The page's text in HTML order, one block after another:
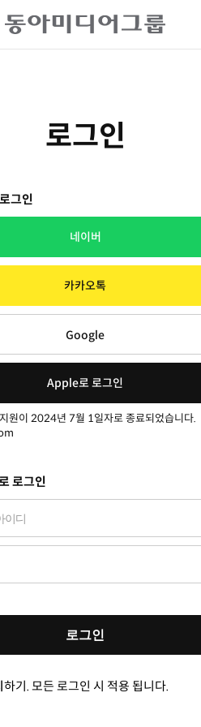
로그인
그인
네이버
카카오톡
Google
Apple로 로그인
원이 2024년 7월 1일자로 종료되었습니다.
로그인
로그인
하기. 모든 로그인 시 적용 됩니다.